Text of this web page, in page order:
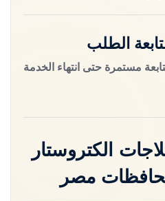
الطلب
مستمرة حتى انتهاء الخدمة
الكتروستار
مصر